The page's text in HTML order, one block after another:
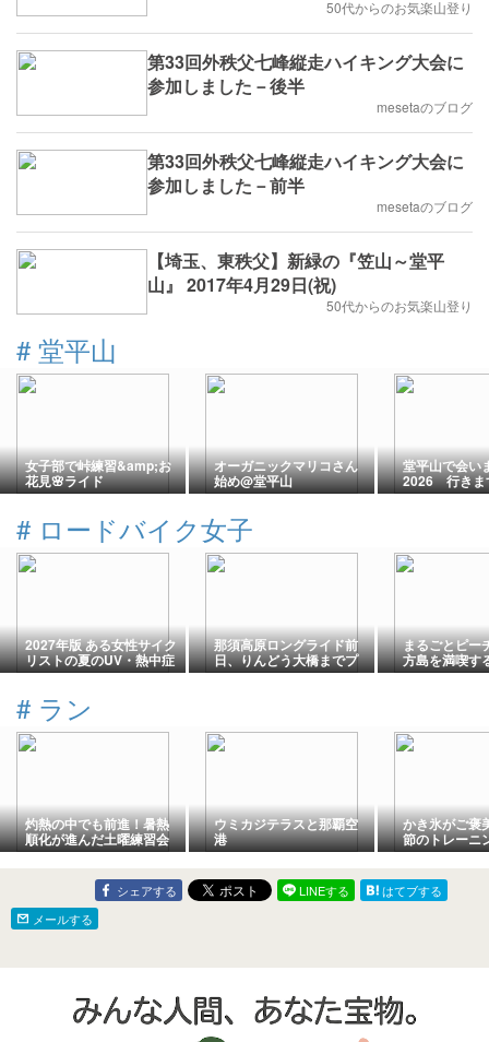
と周回してきました《前編》2021年5月4
日(火)
50代からのお気楽山登り
第33回外秩父七峰縦走ハイキング大会に
参加しました－後半
mesetaのブログ
第33回外秩父七峰縦走ハイキング大会に
参加しました－前半
mesetaのブログ
【埼玉、東秩父】新緑の『笠山～堂平
山』 2017年4月29日(祝)
50代からのお気楽山登り
# 堂平山
女子部で峠練習&amp;お
花見🌸ライド
オーガニックマリコさん
始め@堂平山
堂平山で会い
2026 行き
# ロードバイク女子
2027年版 ある女性サイク
リストの夏のUV・熱中症
対策
那須高原ロングライド前
日、りんどう大橋までプ
チポタリング
まるごとピー
方島を満喫す
なみ海道サイ
# ラン
灼熱の中でも前進！暑熱
順化が進んだ土曜練習会
ウミカジテラスと那覇空
港
かき氷がご褒
節のトレーニ
シェアする LINEする
はてブする
メールする